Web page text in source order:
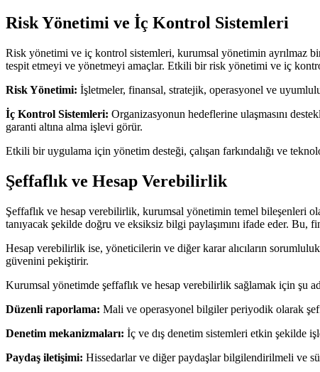
Risk Yönetimi ve İç Kontrol Sistemleri
Risk yönetimi ve iç kontrol sistemleri, kurumsal yönetimin ayrılmaz
tespit etmeyi ve yönetmeyi amaçlar. Etkili bir risk yönetimi ve iç
Risk Yönetimi: İşletmeler, finansal, stratejik, operasyonel ve
İç Kontrol Sistemleri: Organizasyonun hedeflerine ulaşmasını
garanti altına alma işlevi görür.
Etkili bir uygulama için yönetim desteği, çalışan farkındalığı ve
Şeffaflık ve Hesap Verebilirlik
Şeffaflık ve hesap verebilirlik, kurumsal yönetimin temel bileşenleri
tanıyacak şekilde doğru ve eksiksiz bilgi paylaşımını ifade eder.
Hesap verebilirlik ise, yöneticilerin ve diğer karar alıcıların
güvenini pekiştirir.
Kurumsal yönetimde şeffaflık ve hesap verebilirlik sağlamak için şu
Düzenli raporlama: Mali ve operasyonel bilgiler periyodik olarak
Denetim mekanizmaları: İç ve dış denetim sistemleri etkin şekilde
Paydaş iletişimi: Hissedarlar ve diğer paydaşlar bilgilendirilmeli ve